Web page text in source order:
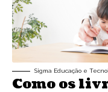
Sigma Educação e
Como os